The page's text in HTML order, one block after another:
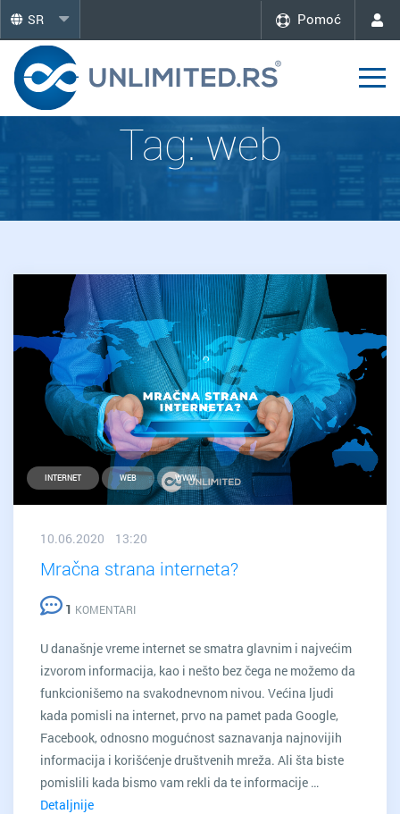
SR Pomoć
Tag:web
INTERNET WEB WWW
10.06.2020 13:20
Mračna strana interneta?
1 KOMENTARI
U današnje vreme internet se smatra glavnim i najvećim
izvorom informacija, kao i nešto bez čega ne možemo da
funkcionišemo na svakodnevnom nivou. Većina ljudi
kada pomisli na internet, prvo na pamet pada Google,
Facebook, odnosno mogućnost saznavanja najnovijih
informacija i korišćenje društvenih mreža. Ali šta biste
pomislili kada bismo vam rekli da te informacije …
Detaljnije